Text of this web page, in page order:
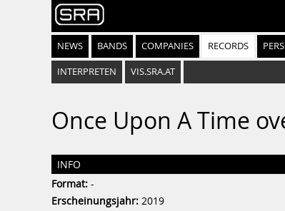
NEWS BANDS COMPANIES RECORDS
INTERPRETEN VIS.SRA.AT
Once Upon A Time
INFO
Format: -
Erscheinungsjahr: 2019